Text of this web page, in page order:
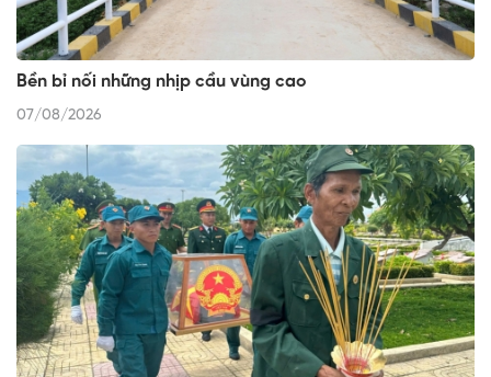
Bền bỉ nối những nhịp cầu vùng cao
07/08/2026